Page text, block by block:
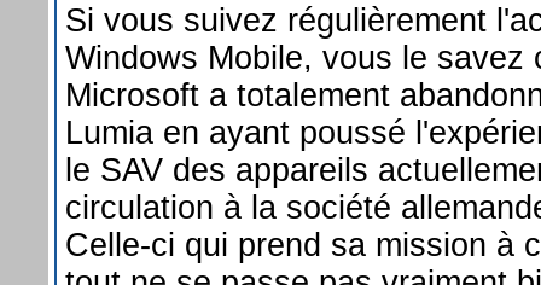
Si vous suivez régulièrement
Windows Mobile, vous le savez
Microsoft a totalement
Lumia en ayant poussé
le SAV des appareils
circulation à la société
Celle-ci qui prend sa mission à